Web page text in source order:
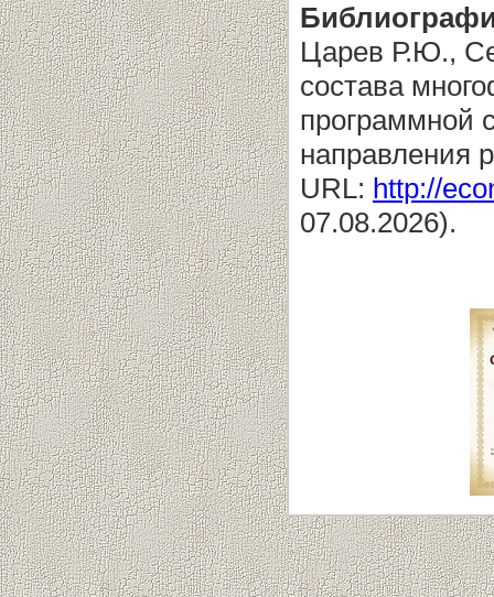
Царев Р.Ю.,
состава
программной
направления
URL: http://
07.08.2026).